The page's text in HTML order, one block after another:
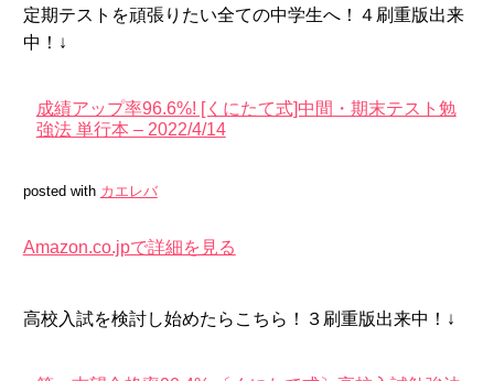
定期テストを頑張りたい全ての中学生へ！４刷重版出来
中！↓
成績アップ率96.6%! [くにたて式]中間・期末テスト勉
強法 単行本 – 2022/4/14
posted with カエレバ
Amazon.co.jpで詳細を見る
高校入試を検討し始めたらこちら！３刷重版出来中！↓